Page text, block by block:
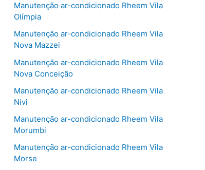
Manutenção ar-condicionado Rheem Vila
Olímpia
Manutenção ar-condicionado Rheem Vila
Nova Mazzei
Manutenção ar-condicionado Rheem Vila
Nova Conceição
Manutenção ar-condicionado Rheem Vila
Nivi
Manutenção ar-condicionado Rheem Vila
Morumbi
Manutenção ar-condicionado Rheem Vila
Morse